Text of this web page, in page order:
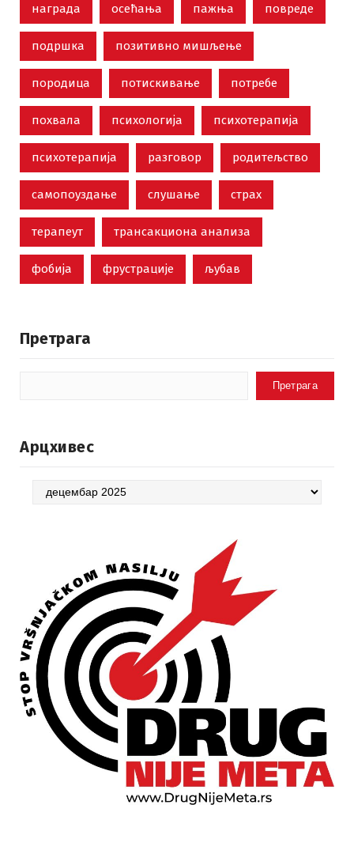
награда осећања пажња повреде
подршка позитивно мишљење
породица потискивање потребе
похвала психологија психотерапија
психотерапија разговор родитељство
самопоуздање слушање страх
терапеут трансакциона анализа
фобија фрустрације љубав
Претрага
Претрага
Арцхивес
Арцхивес